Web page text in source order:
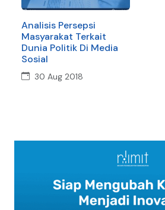
Analisis Persepsi
Masyarakat Terkait
Dunia Politik Di Media
Sosial
30 Aug 2018